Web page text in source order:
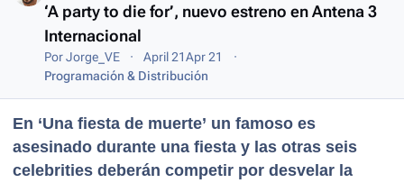
‘A party to die for’, nuevo estreno en Antena 3
Internacional
PorJorge_VE April 21Apr 21
Programación & Distribución
En ‘Una fiesta de muerte’ un famoso es
asesinado durante una fiesta y las otras seis
celebrities deberán competir por desvelar la